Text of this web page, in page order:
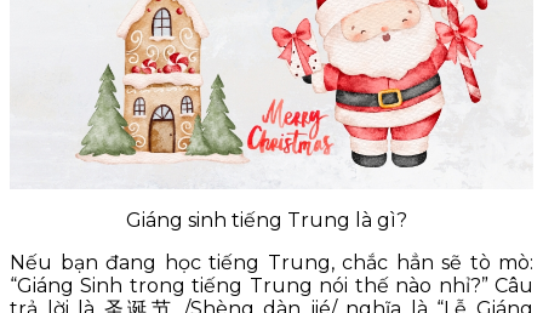
Giáng sinh tiếng Trung là gì?
Nếu bạn đang học tiếng Trung, chắc hẳn sẽ tò mò:
“Giáng Sinh trong tiếng Trung nói thế nào nhỉ?” Câu